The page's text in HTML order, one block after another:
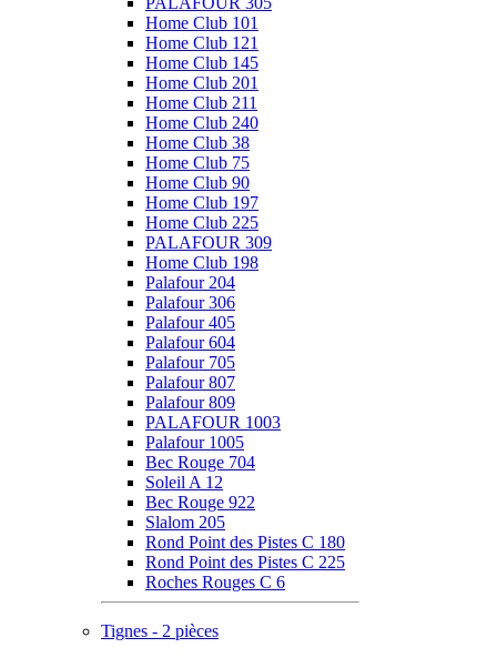
Home Club 101
Home Club 121
Home Club 145
Home Club 201
Home Club 211
Home Club 240
Home Club 38
Home Club 75
Home Club 90
Home Club 197
Home Club 225
PALAFOUR 309
Home Club 198
Palafour 204
Palafour 306
Palafour 405
Palafour 604
Palafour 705
Palafour 807
Palafour 809
PALAFOUR 1003
Palafour 1005
Bec Rouge 704
Soleil A 12
Bec Rouge 922
Slalom 205
Rond Point des Pistes C 180
Rond Point des Pistes C 225
Roches Rouges C 6
Tignes - 2 pièces